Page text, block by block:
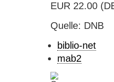
EUR 22.00
Quelle: DNB
biblio-net
mab2